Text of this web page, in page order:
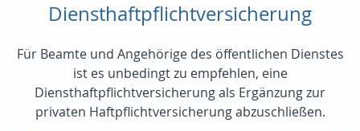
Diensthaftpflichtversicherung
Für Beamte und Angehörige des öffentlichen Dienstes
ist es unbedingt zu empfehlen, eine
Diensthaftpflichtversicherung als Ergänzung zur
privaten Haftpflichtversicherung abzuschließen.